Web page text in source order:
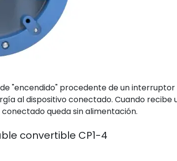
"encendido" procedente de un interruptor
al dispositivo conectado. Cuando recibe
queda sin alimentación.
convertible CP1-4